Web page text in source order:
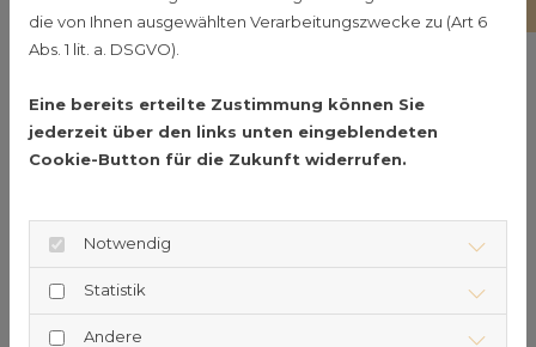
erlesene Auswahl an Bieren aus
Magdeburg und Umgebung.
Veranstaltungen jeder Art, von
privaten Feiern bis zu großen Events.
Magdeburg und Umgebung und
stellen sicher, dass Ihr Bier immer gut
gekühlt und pünktlich ankommt.
die von Ihnen ausgewählten Verarbeitungszwecke zu (Art 6
Abs. 1 lit. a. DSGVO).
Eine bereits erteilte Zustimmung können Sie
jederzeit über den links unten eingeblendeten
Cookie-Button für die Zukunft widerrufen.
Notwendig
Statistik
Andere